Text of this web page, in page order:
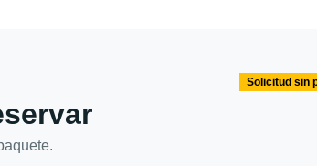
Solicitud sin